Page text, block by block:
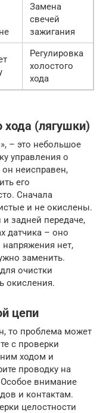
Замена
свечей
зажигания
Регулировка
холостого
хода
хода (лягушки)
– это небольшое
управления о
неисправен,
его
Сначала
и не окислены.
задней передаче,
датчика – оно
нет,
заменить.
очистки
окисления.
цепи
то проблема может
с проверки
ходом и
проводку на
внимание
и контактам.
целостности